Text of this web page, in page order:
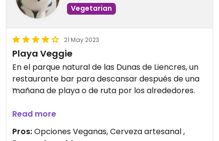
Vegetarian
21 May 2023
Playa Veggie
En el parque natural de las Dunas de Liencres, un
restaurante bar para descansar después de una
mañana de playa o de ruta por los alrededores.
El personal fue muy amable y tenían suficientes
opciones veganas. La comida estaba bien y los
precios de la carta son adecuados. Eso sí: el café
Read more
Pros:Opciones Veganas, Cerveza artesanal ,